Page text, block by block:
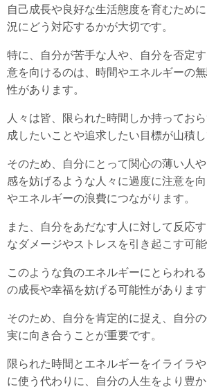
自己成長や良好な生活態度を育むため
況にどう対応するかが大切です。
特に、自分が苦手な人や、自分を否定
意を向けるのは、時間やエネルギーの
性があります。
人々は皆、限られた時間しか持ってお
成したいことや追求したい目標が山積し
そのため、自分にとって関心の薄い人
感を妨げるような人々に過度に注意を
やエネルギーの浪費につながります。
また、自分をあだなす人に対して反応
なダメージやストレスを引き起こす可能
このような負のエネルギーにとらわれ
の成長や幸福を妨げる可能性があります
そのため、自分を肯定的に捉え、自分
実に向き合うことが重要です。
限られた時間とエネルギーをイライラ
に使う代わりに、自分の人生をより豊